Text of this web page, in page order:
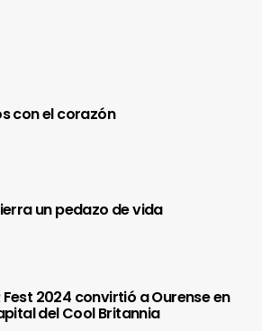
con el corazón
un pedazo de vida
Fest 2024 convirtió a Ourense en
del Cool Britannia